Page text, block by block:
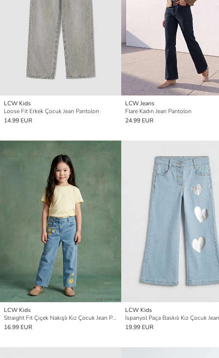
LCW Kids
Loose Fit Erkek Çocuk Jean Pantolon
14.99 EUR
LCW Jeans
Flare Kadın Jean Pantolon
24.99 EUR
LCW Kids
Straight Fit Çiçek Nakışlı Kız Çocuk Jean Pantolon
16.99 EUR
LCW Kids
19.99 EUR